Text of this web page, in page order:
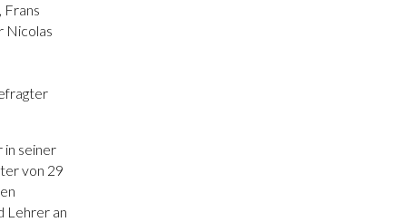
Frans
Nicolas
in seiner
von 29
Lehrer an